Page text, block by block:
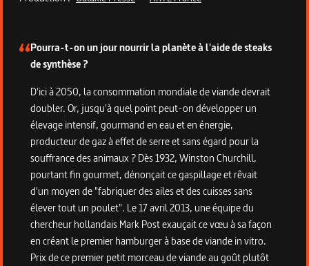
Pourra-t-on un jour nourrir la planète à l'aide de steaks
de synthèse ?
D'ici à 2050, la consommation mondiale de viande devrait
doubler. Or, jusqu'à quel point peut-on développer un
élevage intensif, gourmand en eau et en énergie,
producteur de gaz à effet de serre et sans égard pour la
souffrance des animaux ? Dès 1932, Winston Churchill,
pourtant fin gourmet, dénonçait ce gaspillage et rêvait
d'un moyen de "fabriquer des ailes et des cuisses sans
élever tout un poulet". Le 17 avril 2013, une équipe du
chercheur hollandais Mark Post exauçait ce vœu à sa façon
en créant le premier hamburger à base de viande in vitro.
Prix de ce premier petit morceau de viande au goût plutôt